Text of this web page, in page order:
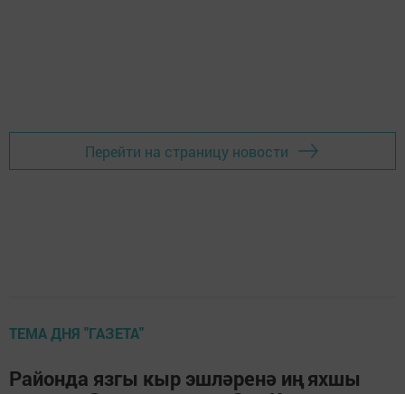
Перейти на страницу новости
ТЕМА ДНЯ "ГАЗЕТА"
Районда язгы кыр эшләренә иң яхшы